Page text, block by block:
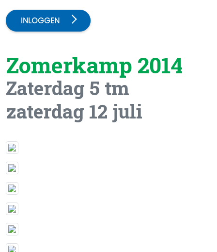
INLOGGEN
Zomerkamp 2014
Zaterdag 5 tm
zaterdag 12 juli